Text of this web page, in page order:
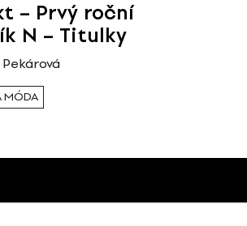
– Prvý roční
N – Titulky
MÓDA